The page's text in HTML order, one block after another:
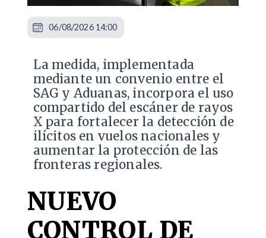
La medida, implementada
mediante un convenio entre el
SAG y Aduanas, incorpora el uso
compartido del escáner de rayos
X para fortalecer la detección de
ilícitos en vuelos nacionales y
aumentar la protección de las
fronteras regionales.
NUEVO
CONTROL DE
06/08/2026 14:00